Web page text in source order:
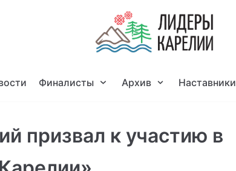
Финалисты Архив Наставники
призвал к участию в